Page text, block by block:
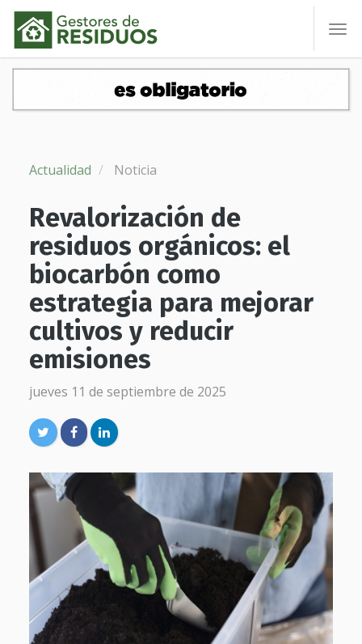
Actualidad Noticia
Revalorización de
residuos orgánicos: el
biocarbón como
estrategia para mejorar
cultivos y reducir
emisiones
jueves 11 de septiembre de 2025